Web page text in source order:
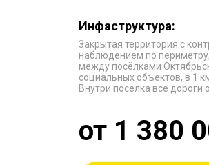
Инфаструктура:
Закрытая территория с
наблюдением по
между посёлками
социальных объектов, в 1
Внутри поселка все
от 1 380